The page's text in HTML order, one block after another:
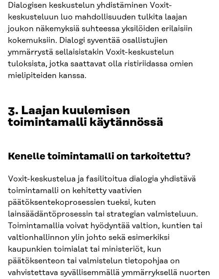
Dialogisen keskustelun yhdistäminen Voxit-
keskusteluun luo mahdollisuuden tulkita laajan
joukon näkemyksiä suhteessa yksilöiden erilaisiin
kokemuksiin. Dialogi syventää osallistujien
ymmärrystä sellaisistakin Voxit-keskustelun
tuloksista, jotka saattavat olla ristiriidassa omien
mielipiteiden kanssa.
3. Laajan kuulemisen
toimintamalli käytännössä
Kenelle toimintamalli on tarkoitettu?
Voxit-keskustelua ja fasilitoitua dialogia yhdistävä
toimintamalli on kehitetty vaativien
päätöksentekoprosessien tueksi, kuten
lainsäädäntöprosessin tai strategian valmisteluun.
Toimintamallia voivat hyödyntää valtion, kuntien tai
valtionhallinnon ylin johto sekä esimerkiksi
kaupunkien toimialat tai ministeriöt, kun
päätöksenteon tai valmistelun tietopohjaa on
vahvistettava syvällisemmällä ymmärryksellä nuorten